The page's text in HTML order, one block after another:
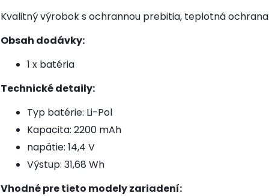
Kvalitný výrobok s ochrannou prebitia, teplotná ochrana
Obsah dodávky:
1 x batéria
Technické detaily:
Typ batérie: Li-Pol
Kapacita: 2200 mAh
napätie: 14,4 V
Výstup: 31,68 Wh
Vhodné pre tieto modely zariadení: